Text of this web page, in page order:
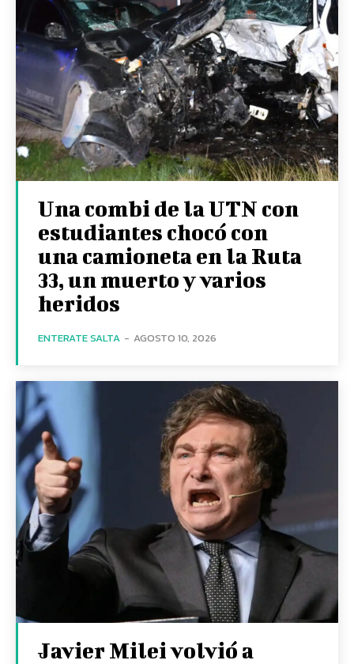
Una combi de la UTN con
estudiantes chocó con
una camioneta en la Ruta
33, un muerto y varios
heridos
ENTERATE SALTA - AGOSTO 10, 2026
Javier Milei volvió a